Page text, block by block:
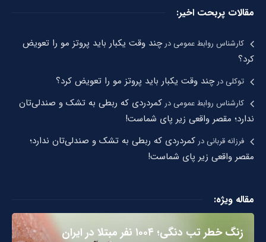
مقالات پربحت اخیر:
کارشناس روابط عمومیدرچند وقت یکبار باید پروتز مو را تعویض
کرد؟
توکلیدرچند وقت یکبار باید پروتز مو را تعویض کرد؟
کارشناس روابط عمومیدر کمردردی که ربطی به تشک و صندلی‌تان
ندارد؛ مقصر واقعی زیر پای شماست!
فرزانه قربانیدر کمردردی که ربطی به تشک و صندلی‌تان ندارد؛
مقصر واقعی زیر پای شماست!
مقاله ویژه:
زنگ خطر تب دنگی؛ ۱۰۰۴ نفر مبتلا در ایران